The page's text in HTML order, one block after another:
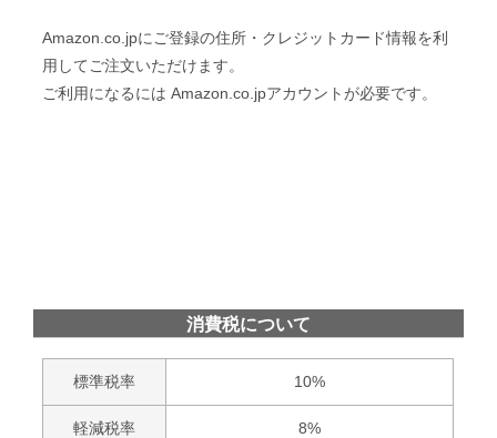
Amazon.co.jpにご登録の住所・クレジットカード情報を利
用してご注文いただけます。
ご利用になるには Amazon.co.jpアカウントが必要です。
消費税について
標準税率 10%
軽減税率 8%